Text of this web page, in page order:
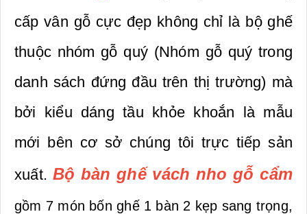
cấp vân gỗ cực đẹp không chỉ là bộ ghế
thuộc nhóm gỗ quý (Nhóm gỗ quý trong
danh sách đứng đầu trên thị trường) mà
bởi kiểu dáng tầu khỏe khoắn là mẫu
mới bên cơ sở chúng tôi trực tiếp sản
xuất. Bộ bàn ghế vách nho gỗ cẩm
gồm 7 món bốn ghế 1 bàn 2 kẹp sang trọng,